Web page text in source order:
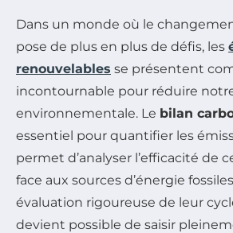
Dans un monde où le
pose de plus en plus de défis, les
renouvelables se présentent
incontournable pour réduire
environnementale. Le bilan
essentiel pour quantifier les
permet d’analyser l’efficacité de
face aux sources d’énergie
évaluation rigoureuse de leur
devient possible de saisir